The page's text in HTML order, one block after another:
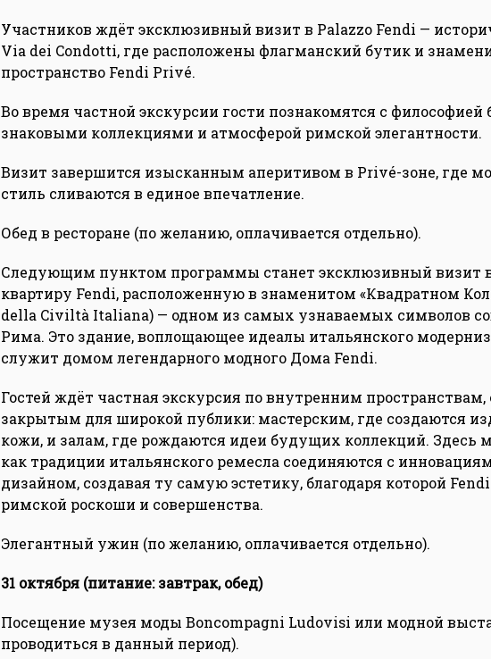
Участников ждёт эксклюзивный визит в Palazzo Fendi —
Via dei Condotti, где расположены флагманский бутик и
пространство Fendi Privé.
Во время частной экскурсии гости познакомятся с философией
знаковыми коллекциями и атмосферой римской элегантности.
Визит завершится изысканным аперитивом в Privé-зоне, где
стиль сливаются в единое впечатление.
Обед в ресторане (по желанию, оплачивается отдельно).
Следующим пунктом программы станет эксклюзивный визит
квартиру Fendi, расположенную в знаменитом «Квадратном
della Civiltà Italiana) — одном из самых узнаваемых символов
Рима. Это здание, воплощающее идеалы итальянского
служит домом легендарного модного Дома Fendi.
Гостей ждёт частная экскурсия по внутренним
закрытым для широкой публики: мастерским, где создаются
кожи, и залам, где рождаются идеи будущих коллекций. Здесь
как традиции итальянского ремесла соединяются с
дизайном, создавая ту самую эстетику, благодаря которой
римской роскоши и совершенства.
Элегантный ужин (по желанию, оплачивается отдельно).
31 октября (питание: завтрак, обед)
Посещение музея моды Boncompagni Ludovisi или модной
проводиться в данный период).